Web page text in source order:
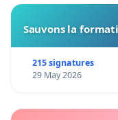
Sauvons la
215 signatures
29 May 2026